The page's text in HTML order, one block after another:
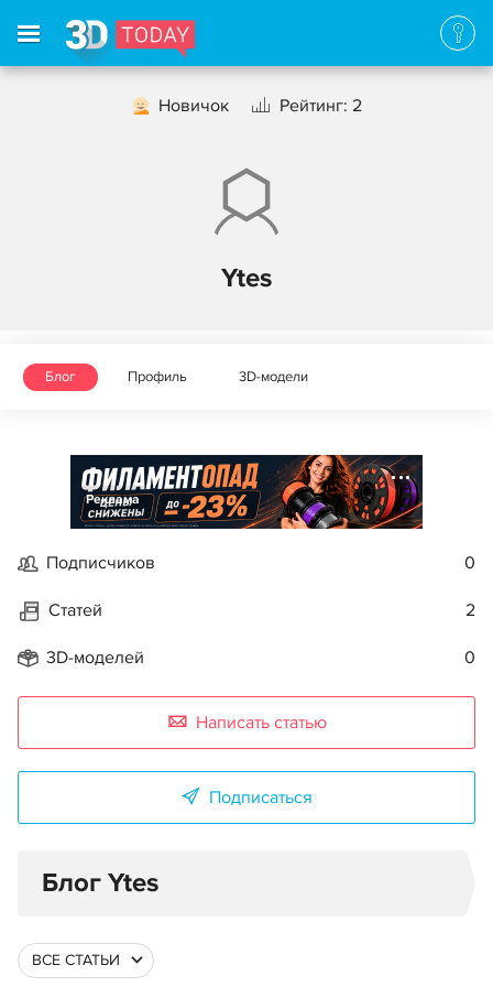
Новичок Рейтинг: 2
Ytes
Блог Профиль 3D-модели
Реклама
Подписчиков 0
Статей 2
3D-моделей 0
Написать статью
Подписаться
Блог Ytes
ВСЕ СТАТЬИ